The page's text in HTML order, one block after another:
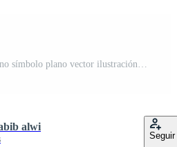
dinosaurio tiranosaurio icono símbolo plano vector ilustración para diseño gráfico y web. Vector Gratis
alwi
Seguir